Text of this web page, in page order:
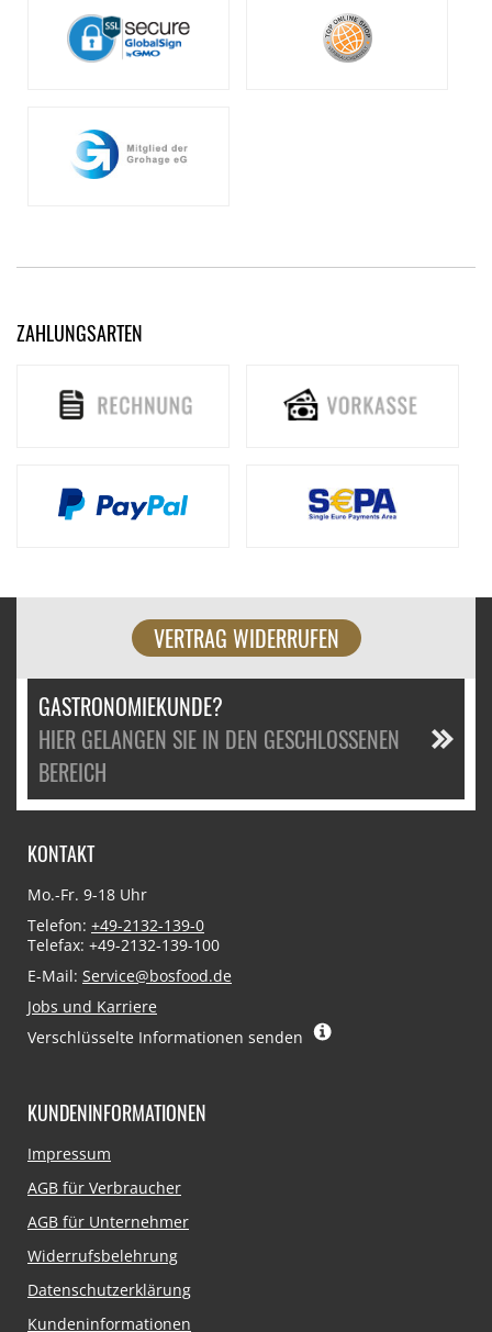
ZAHLUNGSARTEN
VERTRAG WIDERRUFEN
GASTRONOMIEKUNDE?
HIER GELANGEN SIE IN DEN GESCHLOSSENEN
BEREICH
KONTAKT
Mo.-Fr. 9-18 Uhr
Telefon: +49-2132-139-0
Telefax: +49-2132-139-100
E-Mail: Service@bosfood.de
Jobs und Karriere
Verschlüsselte Informationen senden
KUNDENINFORMATIONEN
Navigation
Impressum
AGB für Verbraucher
AGB für Unternehmer
Widerrufsbelehrung
Datenschutzerklärung
Kundeninformationen